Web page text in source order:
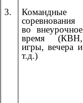
3.
Командные
соревнования
во внеурочное
время (КВН,
игры, вечера и
т.д.)